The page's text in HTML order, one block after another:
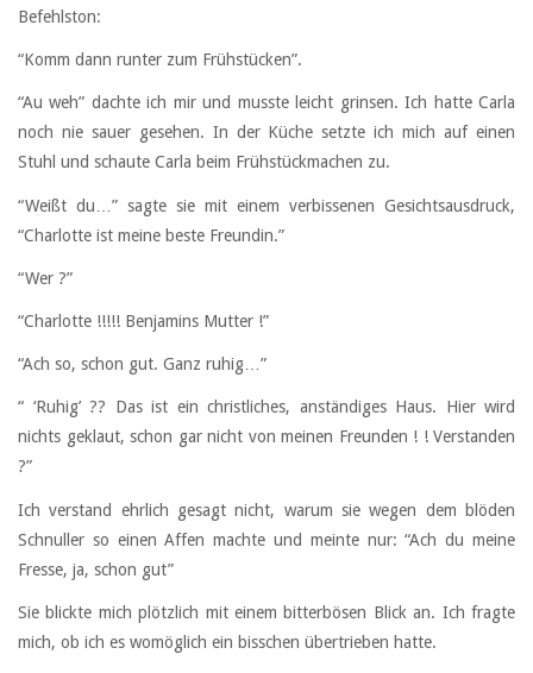
Befehlston:
“Komm dann runter zum Frühstücken”.
“Au weh” dachte ich mir und musste leicht grinsen. Ich hatte Carla
noch nie sauer gesehen. In der Küche setzte ich mich auf einen
Stuhl und schaute Carla beim Frühstückmachen zu.
“Weißt du…” sagte sie mit einem verbissenen Gesichtsausdruck,
“Charlotte ist meine beste Freundin.”
“Wer ?”
“Charlotte !!!!! Benjamins Mutter !”
“Ach so, schon gut. Ganz ruhig…”
“ ‘Ruhig’ ?? Das ist ein christliches, anständiges Haus. Hier wird
nichts geklaut, schon gar nicht von meinen Freunden ! ! Verstanden
?”
Ich verstand ehrlich gesagt nicht, warum sie wegen dem blöden
Schnuller so einen Affen machte und meinte nur: “Ach du meine
Fresse, ja, schon gut”
Sie blickte mich plötzlich mit einem bitterbösen Blick an. Ich fragte
mich, ob ich es womöglich ein bisschen übertrieben hatte.